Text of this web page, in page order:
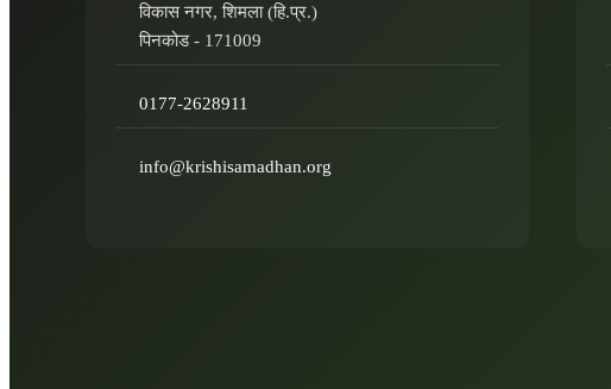
विकास नगर, शिमला (हि.प्र.)
पिनकोड - 171009
0177-2628911
info@krishisamadhan.org